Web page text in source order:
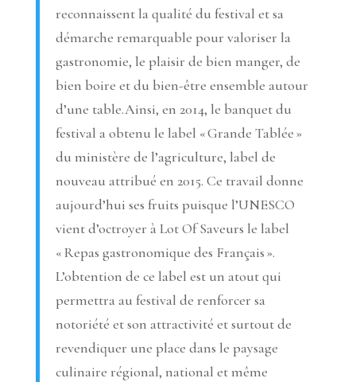
reconnaissent la qualité du festival et sa
démarche remarquable pour valoriser la
gastronomie, le plaisir de bien manger, de
bien boire et du bien-être ensemble autour
d’une table.Ainsi, en 2014, le banquet du
festival a obtenu le label « Grande Tablée »
du ministère de l’agriculture, label de
nouveau attribué en 2015. Ce travail donne
aujourd’hui ses fruits puisque l’UNESCO
vient d’octroyer à Lot Of Saveurs le label
« Repas gastronomique des Français ».
L’obtention de ce label est un atout qui
permettra au festival de renforcer sa
notoriété et son attractivité et surtout de
revendiquer une place dans le paysage
culinaire régional, national et même